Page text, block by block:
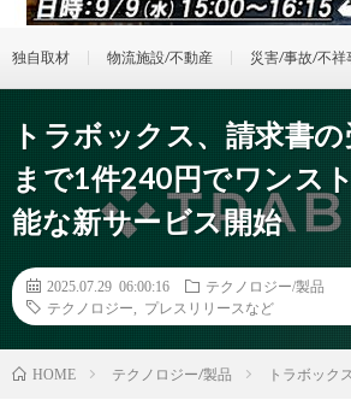
独自取材 物流施設/不動産 災害/事故/不祥
トラボックス、請求書
まで1件240円でワンス
能な新サービス開始
2025.07.29 06:00:16
テクノロジー/製品
テクノロジー
プレスリリースなど
HOME テクノロジー/製品 トラボック